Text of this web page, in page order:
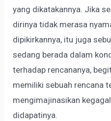
yang dikatakannya. Jika
dirinya tidak merasa
dipikirkannya, itu juga
sedang berada dalam
terhadap rencananya,
memiliki sebuah rencana
mengimajinasikan
didapatinya.